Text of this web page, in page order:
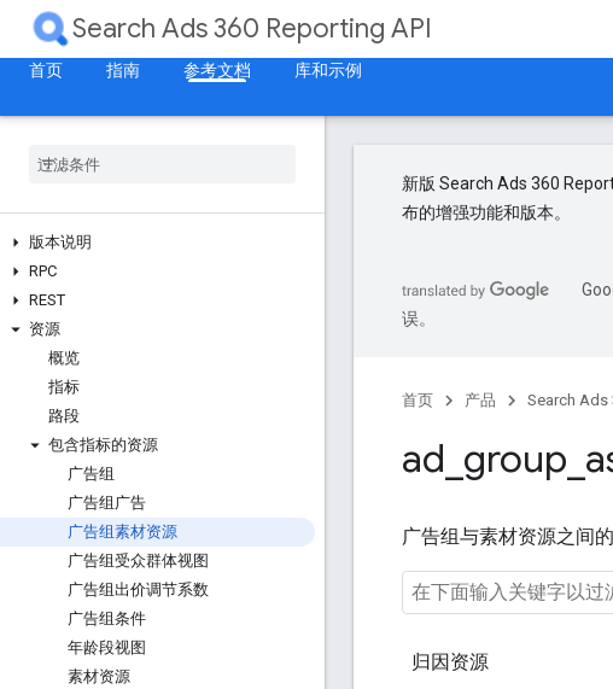
Search Ads 360 Reporting API
首页
指南 参考文档 库和示例
版本说明
RPC
REST
资源
概览
指标
路段
包含指标的资源
广告组
广告组广告
广告组素材资源
广告组受众群体视图
广告组出价调节系数
广告组条件
年龄段视图
素材资源
新版 Search Ads 360
布的增强功能和版本。
误。
首页 产品 Search Ads
ad group
广告组与素材资源之间的
归因资源